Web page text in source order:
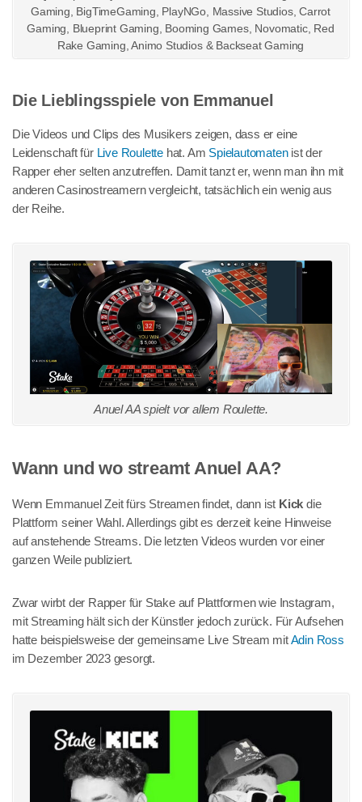
Gaming BigTimeGaming PlayNGo Massive Studios Carrot
Gaming
Blueprint Gaming Booming Games Novomatic Red
Rake Gaming Animo Studios Backseat Gaming
Die Lieblingsspiele von Emmanuel
Die Videos und Clips des Musikers zeigen, dass er eine
Leidenschaft für Live Roulette hat. Am Spielautomatenist der
Rapper eher selten anzutreffen. Damit tanzt er, wenn man ihn mit
anderen Casinostreamern vergleicht, tatsächlich ein wenig aus
der Reihe.
Anuel AA spielt vor allem Roulette.
Wann und wo streamt Anuel AA?
Wenn Emmanuel Zeit fürs Streamen findet, dann ist Kick die
Plattform seiner Wahl. Allerdings gibt es derzeit keine Hinweise
auf anstehende Streams. Die letzten Videos wurden vor einer
ganzen Weile publiziert.
Zwar wirbt der Rapper für Stake auf Plattformen wie Instagram,
mit Streaming hält sich der Künstler jedoch zurück. Für Aufsehen
hatte beispielsweise der gemeinsame Live Stream mitAdin Ross
im Dezember 2023 gesorgt.